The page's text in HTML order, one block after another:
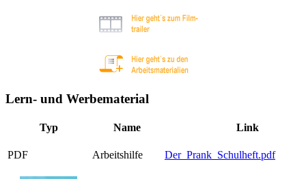
Lern- und Werbematerial
Typ Name Link
PDF Arbeitshilfe Der_Prank_Schulheft.pdf